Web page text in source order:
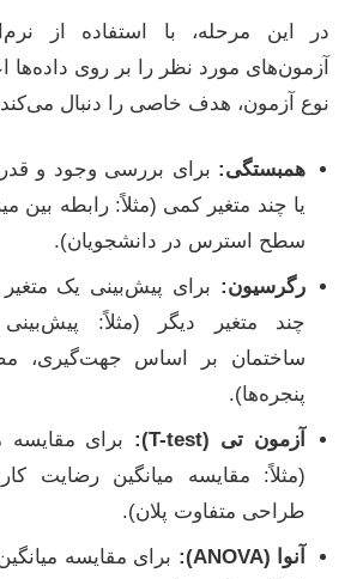
در این مرحله، با استفاده از
آزمون‌های مورد نظر را بر روی داده‌ها
نوع آزمون، هدف خاصی را دنبال
همبستگی: برای بررسی وجود و
یا چند متغیر کمی (مثلاً: رابطه بین
سطح استرس در دانشجویان).
رگرسیون: برای پیش‌بینی یک
چند متغیر دیگر (مثلاً:
ساختمان بر اساس جهت‌گیری،
پنجره‌ها).
آزمون تی (T-test):
برای مقایسه
(مثلاً: مقایسه میانگین رضایت
طراحی متفاوت پلان).
آنوا (ANOVA):
برای مقایسه